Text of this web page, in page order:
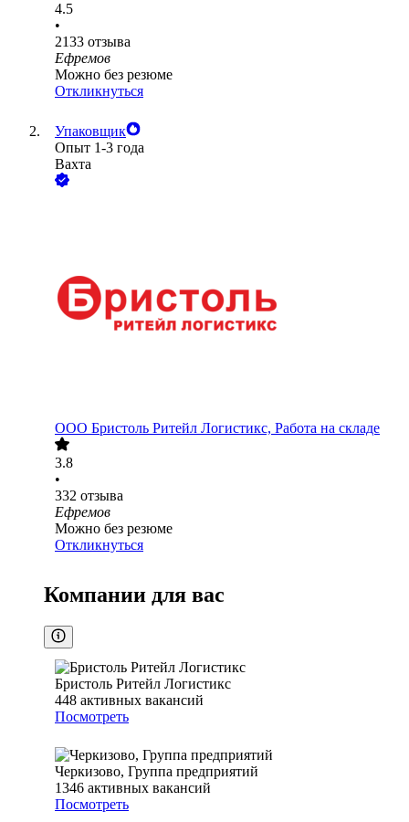
4.5
•
2133 отзыва
Ефремов
Можно без резюме
Откликнуться
Упаковщик
Опыт 1-3 года
Вахта
ООО Бристоль Ритейл Логистикс, Работа на складе
3.8
•
332 отзыва
Ефремов
Можно без резюме
Откликнуться
Компании для вас
Бристоль Ритейл Логистикс
448 активных вакансий
Посмотреть
Черкизово, Группа предприятий
1346 активных вакансий
Посмотреть